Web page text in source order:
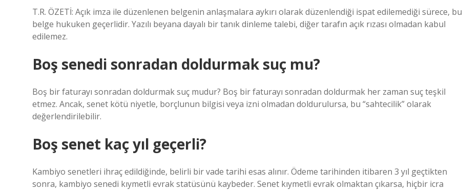
T.R. ÖZETİ: Açık imza ile düzenlenen belgenin anlaşmalara aykırı olarak düzenlendiği ispat edilemediği sürece, bu
belge hukuken geçerlidir. Yazılı beyana dayalı bir tanık dinleme talebi, diğer tarafın açık rızası olmadan kabul
edilemez.
Boş senedi sonradan doldurmak suç mu?
Boş bir faturayı sonradan doldurmak suç mudur? Boş bir faturayı sonradan doldurmak her zaman suç teşkil
etmez. Ancak, senet kötü niyetle, borçlunun bilgisi veya izni olmadan doldurulursa, bu “sahtecilik” olarak
değerlendirilebilir.
Boş senet kaç yıl geçerli?
Kambiyo senetleri ihraç edildiğinde, belirli bir vade tarihi esas alınır. Ödeme tarihinden itibaren 3 yıl geçtikten
sonra, kambiyo senedi kıymetli evrak statüsünü kaybeder. Senet kıymetli evrak olmaktan çıkarsa, hiçbir icra